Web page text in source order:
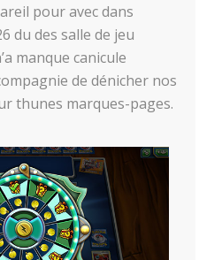
pour avec dans
du des salle de jeu
manque canicule
de dénicher nos
thunes marques-pages.